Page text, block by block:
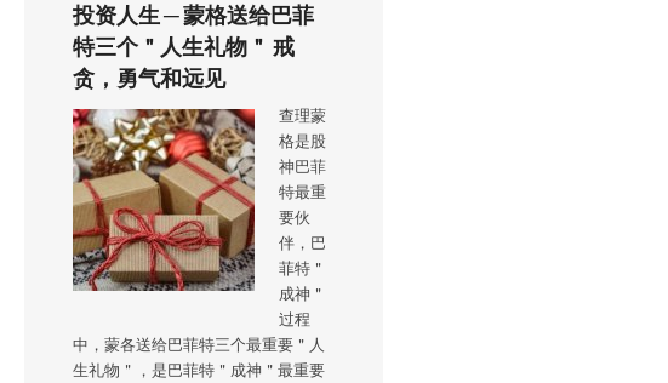
投资人生 ─ 蒙格送给巴菲
特三个＂人生礼物＂ 戒
贪，勇气和远见
查理蒙
格是股
神巴菲
特最重
要伙
伴，巴
菲特＂
成神＂
过程
中，蒙各送给巴菲特三个最重要＂人
生礼物＂，是巴菲特＂成神＂最重要